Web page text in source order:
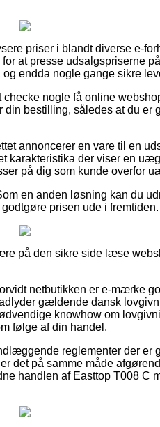
priser i blandt diverse e-
at presse udsalgspriserne
endda nogle gange sikre
nogle få online
bestilling, således at du er
annoncerer en vare til en
karakteristika der viser en
på dig som kunde overfor
en anden løsning kan du
prisen ude i fremtiden.
på den sikre side læse
netbutikken er e-mærke
gældende dansk
knowhow om
følge af din handel.
reglementer der
det på samme måde
handlen af Easttop T008 C